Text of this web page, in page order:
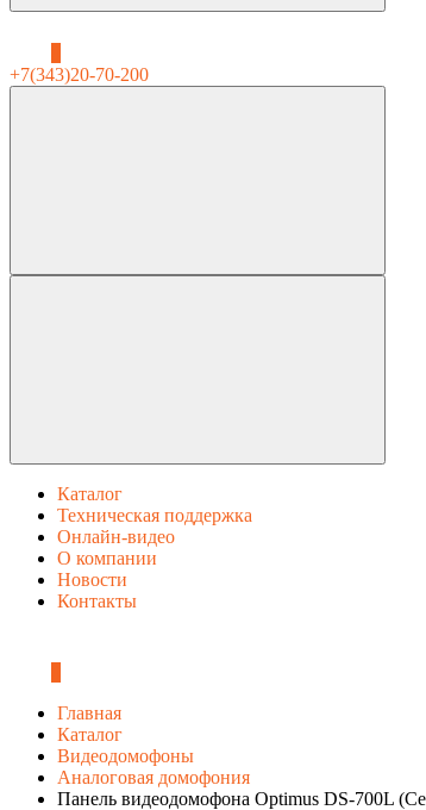
+7(343)20-70-200
Каталог
Техническая поддержка
Онлайн-видео
О компании
Новости
Контакты
Главная
Каталог
Видеодомофоны
Аналоговая домофония
Панель видеодомофона Optimus DS-700L